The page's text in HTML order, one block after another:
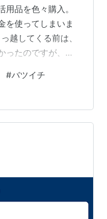
品を色々購入。
を使ってしまいま
越してくる前は、
ったのですが、来
も届きました。そ
のはちょっと嬉
があるので、調味
した。 なぜか周り
り。 なんとなく…
#バツイチ